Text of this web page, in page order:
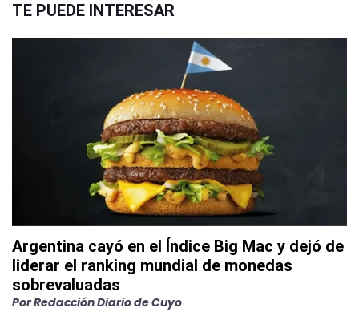
TE PUEDE INTERESAR
Argentina cayó en el Índice Big Mac y dejó de
liderar el ranking mundial de monedas
sobrevaluadas
PorRedacción Diario de Cuyo